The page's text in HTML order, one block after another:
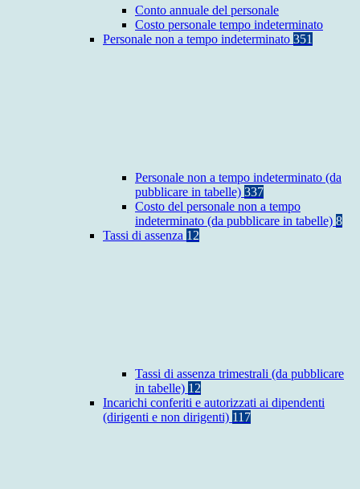
Conto annuale del personale
Costo personale tempo indeterminato
Personale non a tempo indeterminato 351
Personale non a tempo indeterminato (da
pubblicare in tabelle) 337
Costo del personale non a tempo
indeterminato (da pubblicare in tabelle) 8
Tassi di assenza 12
Tassi di assenza trimestrali (da pubblicare
in tabelle) 12
Incarichi conferiti e autorizzati ai dipendenti
(dirigenti e non dirigenti) 117